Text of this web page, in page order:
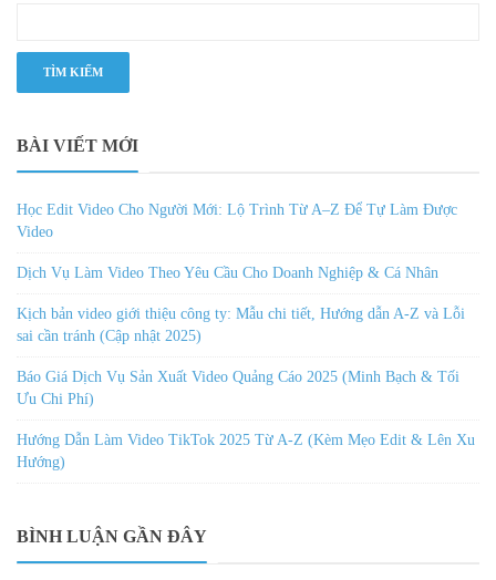
BÀI VIẾT MỚI
Học Edit Video Cho Người Mới: Lộ Trình Từ A–Z Để Tự Làm Được
Video
Dịch Vụ Làm Video Theo Yêu Cầu Cho Doanh Nghiệp & Cá Nhân
Kịch bản video giới thiệu công ty: Mẫu chi tiết, Hướng dẫn A-Z và Lỗi
sai cần tránh (Cập nhật 2025)
Báo Giá Dịch Vụ Sản Xuất Video Quảng Cáo 2025 (Minh Bạch & Tối
Ưu Chi Phí)
Hướng Dẫn Làm Video TikTok 2025 Từ A-Z (Kèm Mẹo Edit & Lên Xu
Hướng)
BÌNH LUẬN GẦN ĐÂY